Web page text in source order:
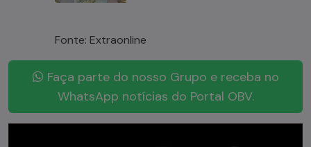
Fonte: Extraonline
Faça parte do nosso Grupo e receba no
WhatsApp notícias do Portal OBV.